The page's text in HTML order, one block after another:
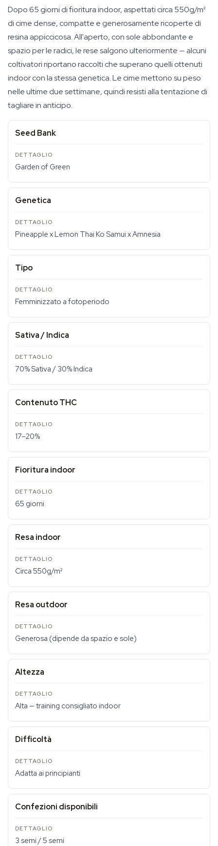
Dopo 65 giorni di fioritura indoor, aspettati circa 550g/m²
di cime dense, compatte e generosamente ricoperte di
resina appiccicosa. All'aperto, con sole abbondante e
spazio per le radici, le rese salgono ulteriormente — alcuni
coltivatori riportano raccolti che superano quelli ottenuti
indoor con la stessa genetica. Le cime mettono su peso
nelle ultime due settimane, quindi resisti alla tentazione di
tagliare in anticipo.
Seed Bank
Garden of Green
Genetica
Pineapple x Lemon Thai Ko Samui x Amnesia
Tipo
Femminizzato a fotoperiodo
Sativa / Indica
70% Sativa / 30% Indica
Contenuto THC
17–20%
Fioritura indoor
65 giorni
Resa indoor
Circa 550g/m²
Resa outdoor
Generosa (dipende da spazio e sole)
Altezza
Alta — training consigliato indoor
Difficoltà
Adatta ai principianti
Confezioni disponibili
3 semi / 5 semi